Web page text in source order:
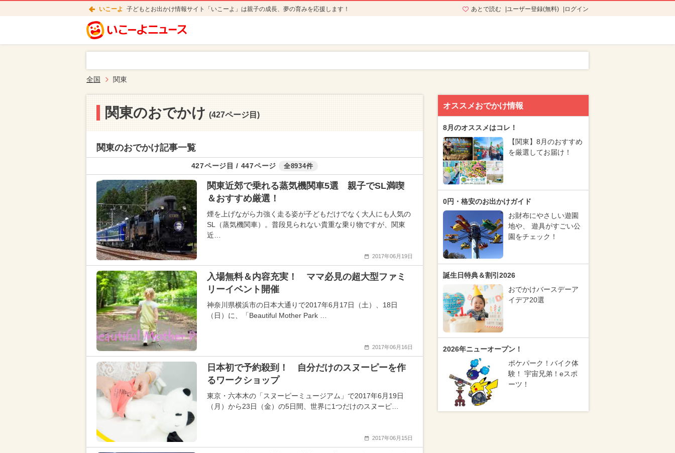
いこーよ 子どもとお出かけ情報サイト「いこーよ」は親子の成長、夢の育みを応援します！ あとで読む ユーザー登録(無料) ログイン
全国 関東
関東のおでかけ (427ページ目)
関東のおでかけ記事一覧
427ページ目 / 447ページ 全8934件
関東近郊で乗れる蒸気機関車5選 親子でSL満喫
＆おすすめ厳選！
煙を上げながら力強く走る姿が子どもだけでなく大人にも人気の
SL（蒸気機関車）。普段見られない貴重な乗り物ですが、関東
近…
2017年06月19日
入場無料＆内容充実！ ママ必見の超大型ファミ
リーイベント開催
神奈川県横浜市の日本大通りで2017年6月17日（土）、18日
（日）に、「Beautiful Mother Park …
2017年06月16日
日本初で予約殺到！ 自分だけのスヌーピーを作
るワークショップ
東京・六本木の「スヌーピーミュージアム」で2017年6月19日
（月）から23日（金）の5日間、世界に1つだけのスヌーピ…
2017年06月15日
オススメおでかけ情報
8月のオススメはコレ！
【関東】8月のおすすめ
を厳選してお届け！
0円・格安のお出かけガイド
お財布にやさしい遊園
地や、 遊具がすごい公
園をチェック！
誕生日特典＆割引2026
おでかけバースデーア
イデア20選
2026年ニューオープン！
ポケパーク！バイク体
験！ 宇宙兄弟！eスポ
ーツ！